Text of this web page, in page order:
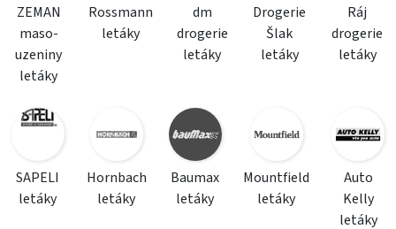
ZEMAN
maso-
uzeniny
letáky
Rossmann
letáky
dm
drogerie
letáky
Drogerie
Šlak
letáky
Ráj
drogerie
letáky
SAPELI
letáky
Hornbach
letáky
Baumax
letáky
Mountfield
letáky
Auto
Kelly
letáky